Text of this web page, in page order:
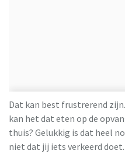
Dat kan best frustrerend
kan het dat eten op de
thuis? Gelukkig is dat heel
niet dat jij iets verkeerd doet.